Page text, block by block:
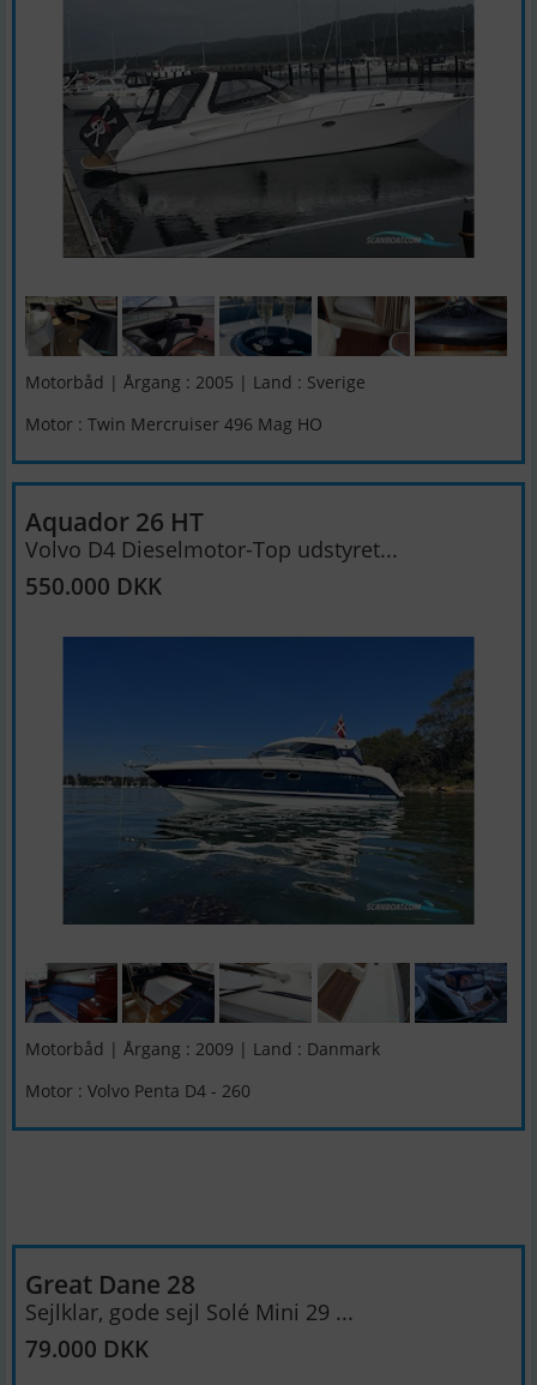
Motorbåd | Årgang : 2005 | Land : Sverige
Motor : Twin Mercruiser 496 Mag HO
Aquador 26 HT
Volvo D4 Dieselmotor-Top udstyret...
550.000 DKK
Motorbåd | Årgang : 2009 | Land : Danmark
Motor : Volvo Penta D4 - 260
Great Dane 28
Sejlklar, gode sejl Solé Mini 29 ...
79.000 DKK